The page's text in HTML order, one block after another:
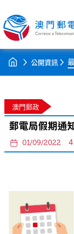
公開資訊
澳門郵政
郵電局假期通
01/09/2022